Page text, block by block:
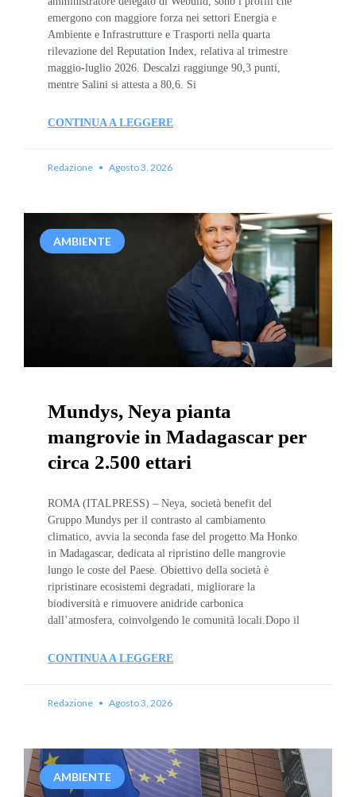
emergono con maggiore forza nei settori Energia e
Ambiente e Infrastrutture e Trasporti nella quarta
rilevazione del Reputation Index, relativa al trimestre
maggio-luglio 2026. Descalzi raggiunge 90,3 punti,
mentre Salini si attesta a 80,6. Si
CONTINUA A LEGGERE
Redazione Agosto 3, 2026
AMBIENTE
Mundys, Neya pianta
mangrovie in Madagascar per
circa 2.500 ettari
ROMA (ITALPRESS) – Neya, società benefit del
Gruppo Mundys per il contrasto al cambiamento
climatico, avvia la seconda fase del progetto Ma Honko
in Madagascar, dedicata al ripristino delle mangrovie
lungo le coste del Paese. Obiettivo della società è
ripristinare ecosistemi degradati, migliorare la
biodiversità e rimuovere anidride carbonica
dall’atmosfera, coinvolgendo le comunità locali.Dopo il
CONTINUA A LEGGERE
Redazione Agosto 3, 2026
AMBIENTE